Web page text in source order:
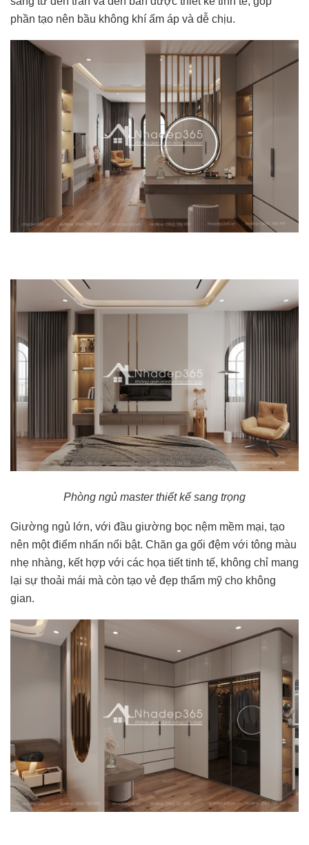
phần tạo nên bầu không khí ấm áp và dễ chịu.
Phòng ngủ master thiết kế sang trọng
Giường ngủ lớn, với đầu giường bọc nệm mềm mại, tạo
nên một điểm nhấn nổi bật. Chăn ga gối đệm với tông màu
nhẹ nhàng, kết hợp với các họa tiết tinh tế, không chỉ mang
lại sự thoải mái mà còn tạo vẻ đẹp thẩm mỹ cho không
gian.